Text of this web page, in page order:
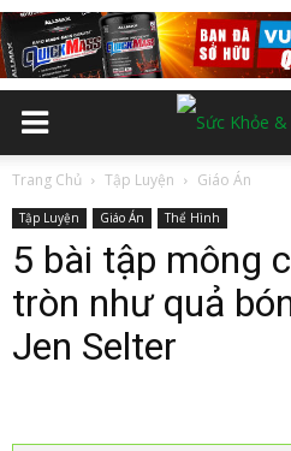
Trang Chủ Tập Luyện Giáo Án
Tập Luyện Giáo Án Thể Hình
5 bài tập mông
tròn như quả
Jen Selter